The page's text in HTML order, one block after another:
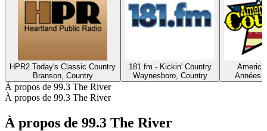
HPR2 Today's Classic Country
Branson, Country
181.fm - Kickin' Country
Waynesboro, Country
Années
À propos de 99.3 The River
À propos de 99.3 The River
À propos de 99.3 The River